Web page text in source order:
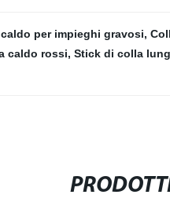
per impieghi gravosi,
caldo rossi, Stick di colla